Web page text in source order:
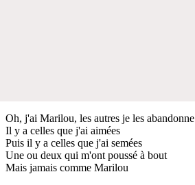
Oh, j'ai Marilou, les autres je les abandonne
Il y a celles que j'ai aimées
Puis il y a celles que j'ai semées
Une ou deux qui m'ont poussé à bout
Mais jamais comme Marilou